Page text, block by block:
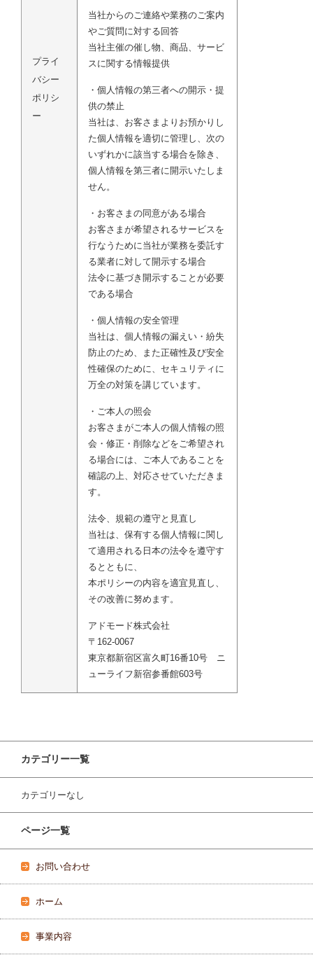
プライ
バシー
ポリシ
ー
当社からのご連絡や業務のご案内
やご質問に対する回答
当社主催の催し物、商品、サービ
スに関する情報提供
・個人情報の第三者への開示・提
供の禁止
当社は、お客さまよりお預かりし
た個人情報を適切に管理し、次の
いずれかに該当する場合を除き、
個人情報を第三者に開示いたしま
せん。
・お客さまの同意がある場合
お客さまが希望されるサービスを
行なうために当社が業務を委託す
る業者に対して開示する場合
法令に基づき開示することが必要
である場合
・個人情報の安全管理
当社は、個人情報の漏えい・紛失
防止のため、また正確性及び安全
性確保のために、セキュリティに
万全の対策を講じています。
・ご本人の照会
お客さまがご本人の個人情報の照
会・修正・削除などをご希望され
る場合には、ご本人であることを
確認の上、対応させていただきま
す。
法令、規範の遵守と見直し
当社は、保有する個人情報に関し
て適用される日本の法令を遵守す
るとともに、
本ポリシーの内容を適宜見直し、
その改善に努めます。
アドモード株式会社
〒162-0067
東京都新宿区富久町16番10号 ニ
ューライフ新宿参番館603号
カテゴリー一覧
カテゴリーなし
ページ一覧
お問い合わせ
ホーム
事業内容